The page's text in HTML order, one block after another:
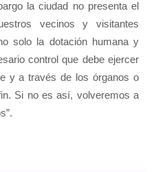
la ciudad no presenta el
vecinos y visitantes
solo la dotación humana y
control que debe ejercer
y a través de los órganos o
Si no es así, volveremos a